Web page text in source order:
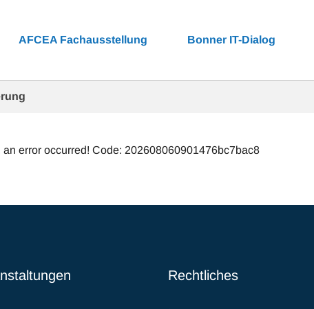
AFCEA Fachausstellung Bonner IT-Dialog
an error occurred! Code: 202608060901476bc7bac8
Rechtliches